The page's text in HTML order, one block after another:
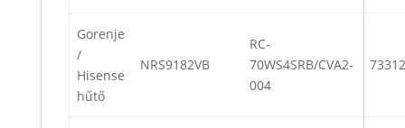
Gorenje
/
Hisense
hűtő
NRS9182VB
RC-
70WS4SRB/CVA2-
004